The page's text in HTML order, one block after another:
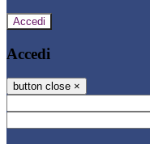
Accedi
Accedi
button close ×